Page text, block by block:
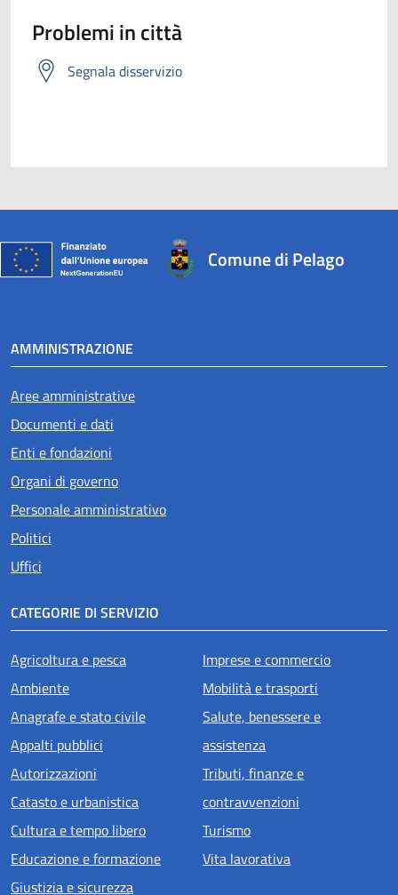
Problemi in città
Segnala disservizio
Comune di Pelago
AMMINISTRAZIONE
Aree amministrative
Documenti e dati
Enti e fondazioni
Organi di governo
Personale amministrativo
Politici
Uffici
CATEGORIE DI SERVIZIO
Agricoltura e pesca
Ambiente
Anagrafe e stato civile
Appalti pubblici
Autorizzazioni
Catasto e urbanistica
Cultura e tempo libero
Educazione e formazione
Giustizia e sicurezza
Imprese e commercio
Mobilità e trasporti
Salute, benessere e
assistenza
Tributi, finanze e
contravvenzioni
Turismo
Vita lavorativa